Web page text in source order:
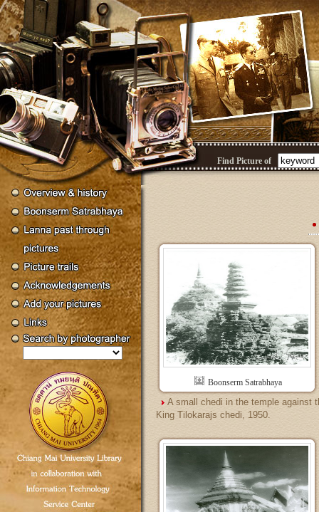
Find Picture of
Boonserm Satrabhaya
A small chedi in the temple against
King Tilokarajs chedi, 1950.